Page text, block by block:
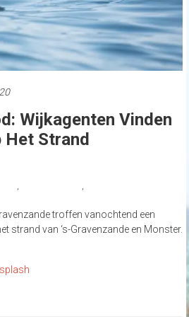
Wijkagenten Vinden
Het Strand
, ,
troffen vanochtend een
strand van ‘s-Gravenzande en Monster.